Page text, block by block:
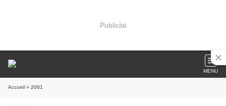
Publicité
MENU
Accueil » 2001